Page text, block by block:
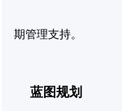
期管理支持。
蓝图规划